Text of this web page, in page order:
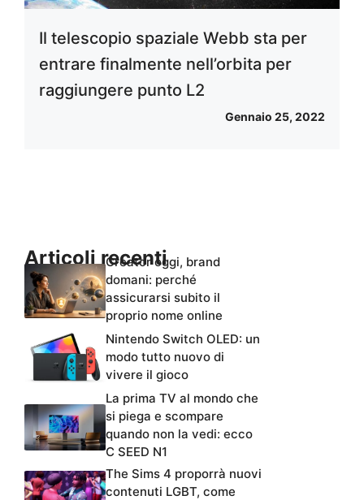
Il telescopio spaziale Webb sta per
entrare finalmente nell’orbita per
raggiungere punto L2
Gennaio 25, 2022
Articoli recenti
Creator oggi, brand
domani: perché
assicurarsi subito il
proprio nome online
Nintendo Switch OLED: un
modo tutto nuovo di
vivere il gioco
La prima TV al mondo che
si piega e scompare
quando non la vedi: ecco
C SEED N1
The Sims 4 proporrà nuovi
contenuti LGBT, come